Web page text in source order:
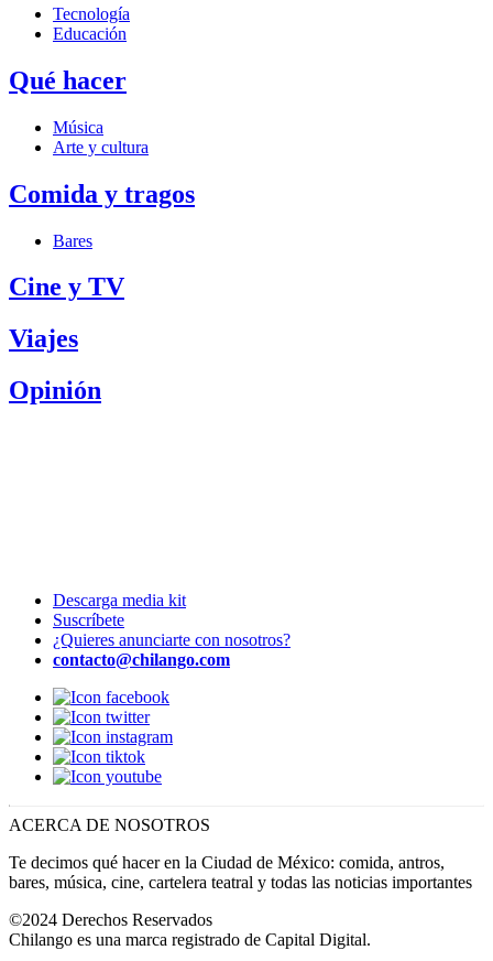
Tecnología
Educación
Qué hacer
Música
Arte y cultura
Comida y tragos
Bares
Cine y TV
Viajes
Opinión
Descarga media kit
Suscríbete
¿Quieres anunciarte con nosotros?
contacto@chilango.com
ACERCA DE NOSOTROS
Te decimos qué hacer en la Ciudad de México: comida, antros,
bares, música, cine, cartelera teatral y todas las noticias importantes
©2024 Derechos Reservados
Chilango es una marca registrado de Capital Digital.